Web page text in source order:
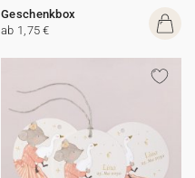
Geschenkbox
ab 1,75 €